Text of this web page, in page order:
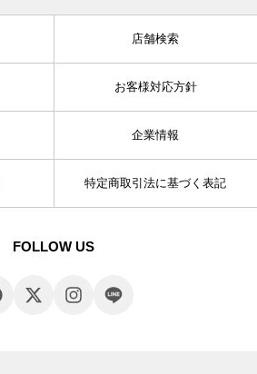
店舗検索
お客様対応方針
企業情報
特定商取引法に基づく表記
FOLLOW US